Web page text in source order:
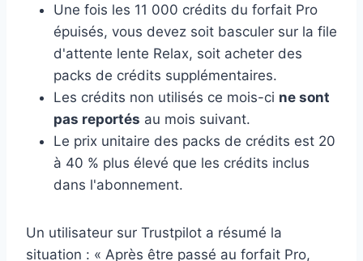
Une fois les 11 000 crédits du forfait Pro
épuisés, vous devez soit basculer sur la file
d'attente lente Relax, soit acheter des
packs de crédits supplémentaires.
Les crédits non utilisés ce mois-ci ne sont
pas reportés au mois suivant.
Le prix unitaire des packs de crédits est 20
à 40 % plus élevé que les crédits inclus
dans l'abonnement.
Un utilisateur sur Trustpilot a résumé la
situation : « Après être passé au forfait Pro,